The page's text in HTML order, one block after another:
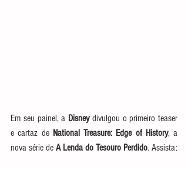
Em seu painel, a Disney divulgou o primeiro teaser
e cartaz de National Treasure: Edge of History, a
nova série de A Lenda do Tesouro Perdido